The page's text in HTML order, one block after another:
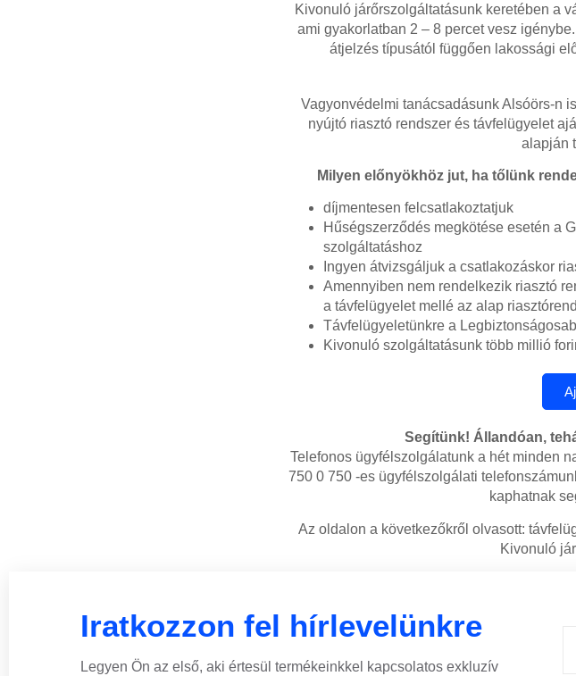
Kivonuló járőrszolgáltatásunk keretében a
ami gyakorlatban 2 – 8 percet vesz
átjelzés típusától függően lakossági
Vagyonvédelmi tanácsadásunk Alsóörs-n
nyújtó riasztó rendszer és távfelügyelet
alapján
Milyen előnyökhöz jut, ha tőlünk
díjmentesen felcsatlakoztatjuk
Hűségszerződés megkötése esetén a
szolgáltatáshoz
Ingyen átvizsgáljuk a csatlakozáskor
Amennyiben nem rendelkezik riasztó
a távfelügyelet mellé az alap
Távfelügyeletünkre a
Kivonuló szolgáltatásunk több millió
Segítünk! Állandóan,
Telefonos ügyfélszolgálatunk a hét minden
750 0 750 -es ügyfélszolgálati
kaphatnak
Az oldalon a következőkről olvasott:
Kivonuló
Iratkozzon fel hírlevelünkre
Legyen Ön az első, aki értesül termékeinkkel kapcsolatos exkluzív